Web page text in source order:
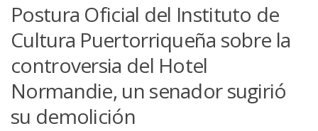
Postura Oficial del Instituto de
Cultura Puertorriqueña sobre la
controversia del Hotel
Normandie, un senador sugirió
su demolición